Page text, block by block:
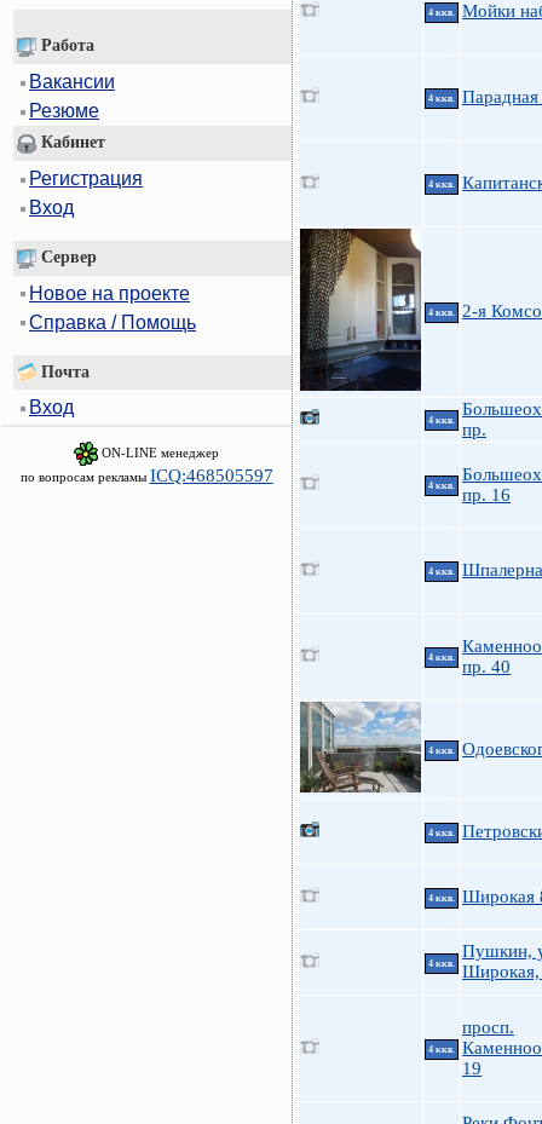
Работа
Вакансии
Резюме
Кабинет
Регистрация
Вход
Сервер
Новое на проекте
Справка / Помощь
Почта
Вход
ON-LINE менеджер
по вопросам рекламы ICQ:468505597
4 ккв. Мойки
4 ккв. Парадная
4 ккв.
4 ккв. 2-я
4 ккв.
пр.
4 ккв.
пр. 16
4 ккв.
4 ккв.
пр. 40
4 ккв.
4 ккв.
4 ккв. Широкая
4 ккв.
Пушкин,
4 ккв.
просп.
19